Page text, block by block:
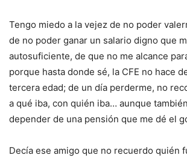
Tengo miedo a la vejez de no poder
de no poder ganar un salario digno que
autosuficiente, de que no me alcance
porque hasta donde sé, la CFE no hace
tercera edad; de un día perderme, no
a qué iba, con quién iba… aunque
depender de una pensión que me dé el
Decía ese amigo que no recuerdo quién